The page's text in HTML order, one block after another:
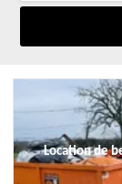
Location de